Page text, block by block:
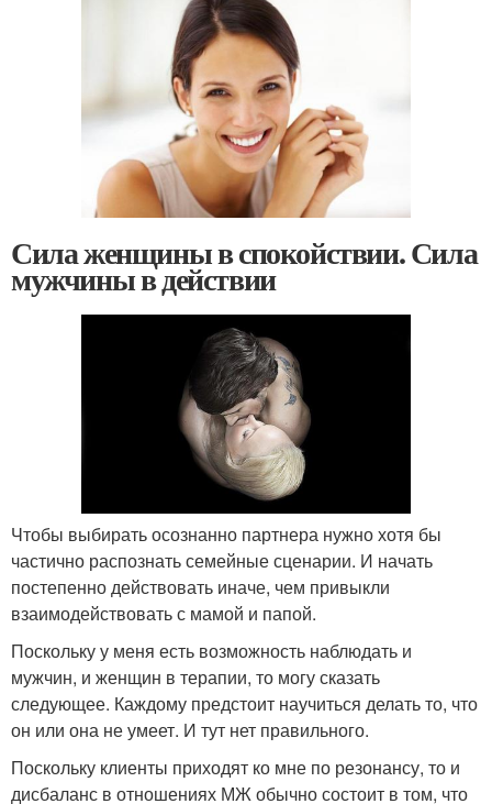
Сила женщины в спокойствии. Сила
мужчины в действии
Чтобы выбирать осознанно партнера нужно хотя бы
частично распознать семейные сценарии. И начать
постепенно действовать иначе, чем привыкли
взаимодействовать с мамой и папой.
Поскольку у меня есть возможность наблюдать и
мужчин, и женщин в терапии, то могу сказать
следующее. Каждому предстоит научиться делать то, что
он или она не умеет. И тут нет правильного.
Поскольку клиенты приходят ко мне по резонансу, то и
дисбаланс в отношениях МЖ обычно состоит в том, что